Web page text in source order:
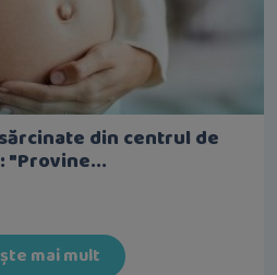
din centrul de
"Provine...
mai mult